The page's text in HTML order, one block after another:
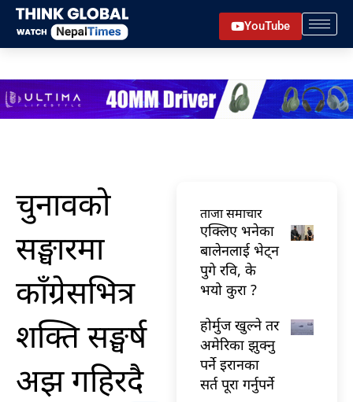
Skip
content
YouTube
चुनावको
सङ्घारमा
काँग्रेसभित्र
शक्ति सङ्घर्ष
अझ गहिरदै
ताजा समाचार
एक्लिए भनेका
बालेनलाई भेट्न
पुगे रवि, के
भयो कुरा ?
होर्मुज खुल्ने तर
अमेरिका झुक्नु
पर्ने इरानका
सर्त पूरा गर्नुपर्ने